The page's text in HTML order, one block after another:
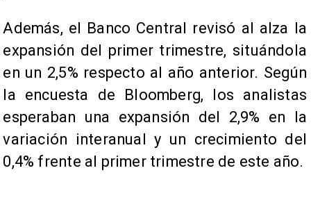
Además, el Banco Central revisó al alza la
expansión del primer trimestre, situándola
en un 2,5% respecto al año anterior. Según
la encuesta de Bloomberg, los analistas
esperaban una expansión del 2,9% en la
variación interanual y un crecimiento del
0,4% frente al primer trimestre de este año.